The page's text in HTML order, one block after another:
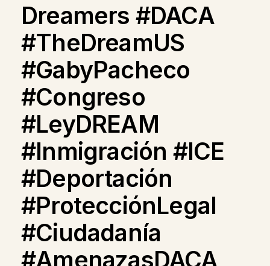
Dreamers #DACA
#TheDreamUS
#GabyPacheco
#Congreso
#LeyDREAM
#Inmigración #ICE
#Deportación
#ProtecciónLegal
#Ciudadanía
#AmenazasDACA